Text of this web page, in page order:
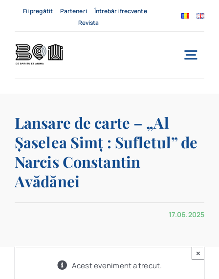
Fii pregătit Parteneri
Întrebări frecvente
Revista
Servicii
Contact
Lansare de carte – „Al
Șaselea Simț : Sufletul” de
Narcis Constantin
Avădănei
17.06.2025
Acest eveniment a trecut.
×